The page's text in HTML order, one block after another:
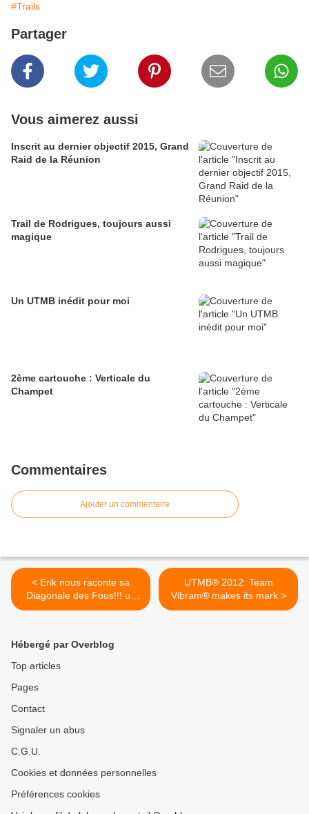
#Trails
Partager
Vous aimerez aussi
Inscrit au dernier objectif 2015, Grand
Raid de la Réunion
Trail de Rodrigues, toujours aussi
magique
Un UTMB inédit pour moi
2ème cartouche : Verticale du
Champet
Commentaires
Ajouter un commentaire
< Erik nous raconte sa
Diagonale des Fous!!! un
fou de +
UTMB® 2012: Team
Vibram® makes its mark >
Hébergé par Overblog
Top articles
Pages
Contact
Signaler un abus
C.G.U.
Cookies et données personnelles
Préférences cookies